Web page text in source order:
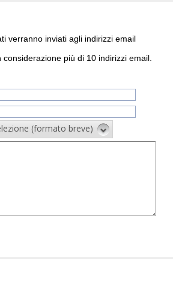
verranno inviati agli indirizzi email
più di 10 indirizzi email.
(formato breve)